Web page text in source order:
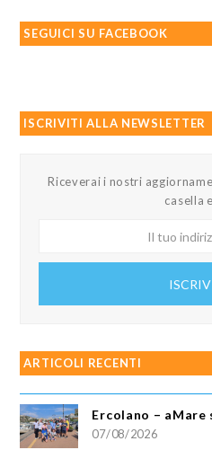
SEGUICI SU FACEBOOK
ISCRIVITI ALLA NEWSLETTER
Riceverai i nostri
casella
ARTICOLI RECENTI
Ercolano –
07/08/2026